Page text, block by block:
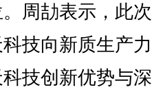
周劼表示，此
技向新质生产
技创新优势与